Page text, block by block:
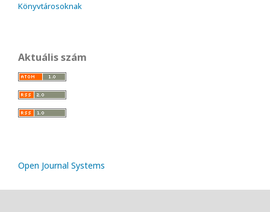
Könyvtárosoknak
Aktuális szám
Open Journal Systems